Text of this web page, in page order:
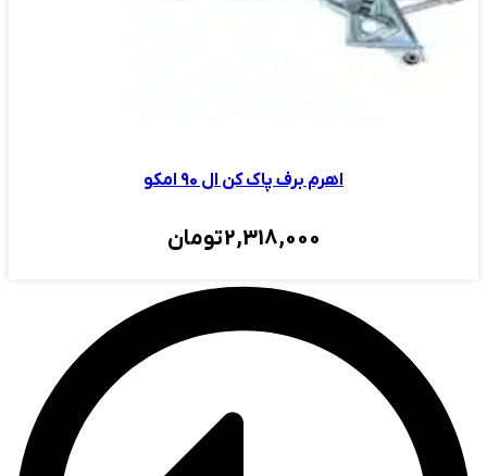
اهرم برف پاک کن ال ۹۰ امکو
2,318,000تومان